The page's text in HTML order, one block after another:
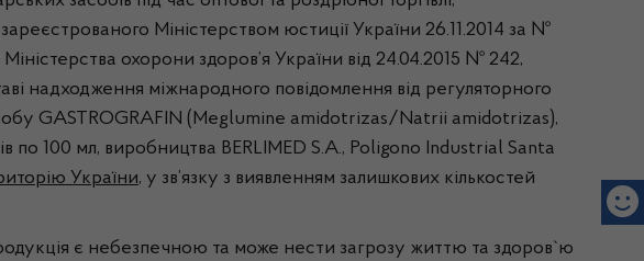
Міністерством юстиції України 26.11.2014 за №
охорони здоров’я України від 24.04.2015 № 242,
надходження міжнародного повідомлення від регуляторного
GASTROGRAFIN (Meglumine amidotrizas/Natrii amidotrizas),
по 100 мл, виробництва BERLIMED S.A., Poligono Industrial Santa
України, у зв’язку з виявленням залишкових кількостей
є небезпечною та може нести загрозу життю та здоров`ю